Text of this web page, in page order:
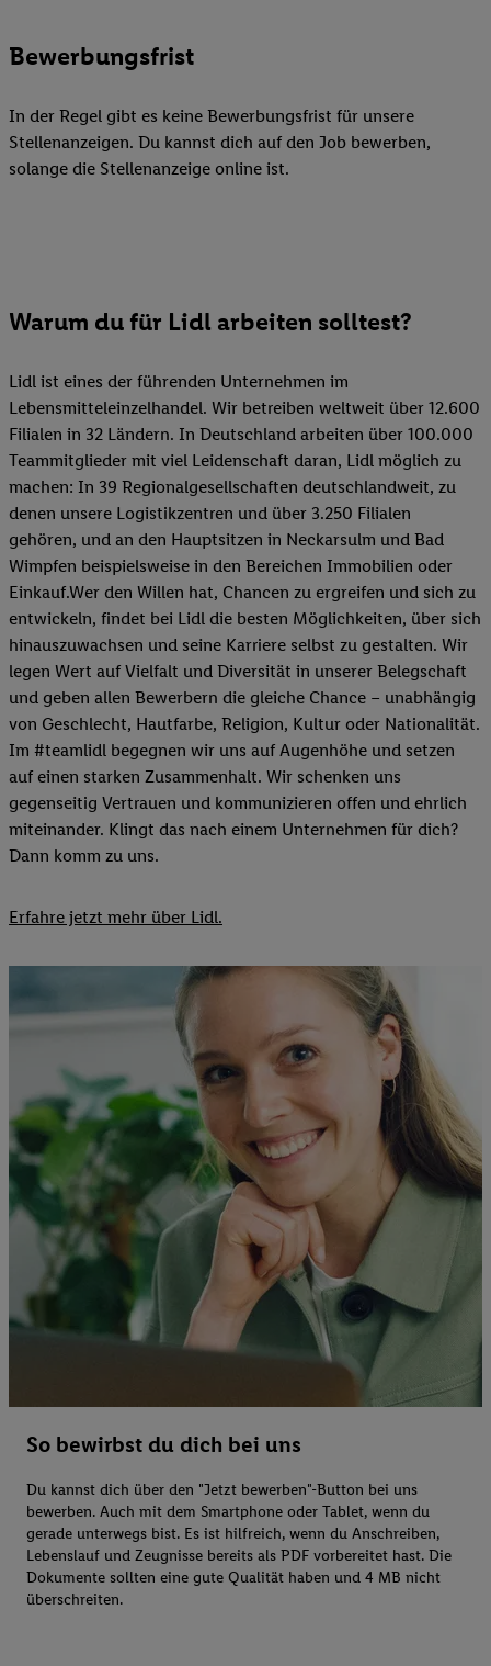
Bewerbungsfrist
In der Regel gibt es keine Bewerbungsfrist für unsere
Stellenanzeigen. Du kannst dich auf den Job bewerben,
solange die Stellenanzeige online ist.
Warum du für Lidl arbeiten solltest?
Lidl ist eines der führenden Unternehmen im
Lebensmitteleinzelhandel. Wir betreiben weltweit über 12.600
Filialen in 32 Ländern. In Deutschland arbeiten über 100.000
Teammitglieder mit viel Leidenschaft daran, Lidl möglich zu
machen: In 39 Regionalgesellschaften deutschlandweit, zu
denen unsere Logistikzentren und über 3.250 Filialen
gehören, und an den Hauptsitzen in Neckarsulm und Bad
Wimpfen beispielsweise in den Bereichen Immobilien oder
Einkauf.Wer den Willen hat, Chancen zu ergreifen und sich zu
entwickeln, findet bei Lidl die besten Möglichkeiten, über sich
hinauszuwachsen und seine Karriere selbst zu gestalten. Wir
legen Wert auf Vielfalt und Diversität in unserer Belegschaft
und geben allen Bewerbern die gleiche Chance – unabhängig
von Geschlecht, Hautfarbe, Religion, Kultur oder Nationalität.
Im #teamlidl begegnen wir uns auf Augenhöhe und setzen
auf einen starken Zusammenhalt. Wir schenken uns
gegenseitig Vertrauen und kommunizieren offen und ehrlich
miteinander. Klingt das nach einem Unternehmen für dich?
Dann komm zu uns.​
Erfahre jetzt mehr über Lidl.
So bewirbst du dich bei uns
Du kannst dich über den "Jetzt bewerben"-Button bei uns
bewerben. Auch mit dem Smartphone oder Tablet, wenn du
gerade unterwegs bist. Es ist hilfreich, wenn du Anschreiben,
Lebenslauf und Zeugnisse bereits als PDF vorbereitet hast. Die
Dokumente sollten eine gute Qualität haben und 4 MB nicht
überschreiten.